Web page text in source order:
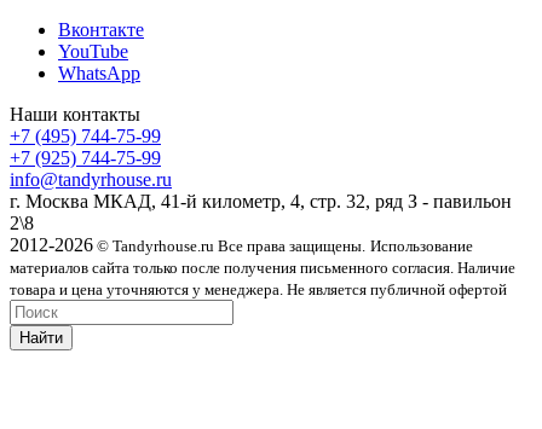
Вконтакте
YouTube
WhatsApp
Наши контакты
+7 (495) 744-75-99
+7 (925) 744-75-99
info@tandyrhouse.ru
г. Москва МКАД, 41-й километр, 4, стр. 32, ряд З - павильон
2\8
2012-2026 © Tandyrhouse.ru Все права защищены. Использование
материалов сайта только после получения письменного согласия. Наличие
товара и цена уточняются у менеджера. Не является публичной офертой
Найти